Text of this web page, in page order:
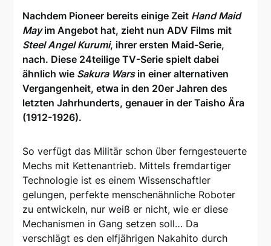
Nachdem Pioneer bereits einige Zeit Hand Maid
Mayim Angebot hat, zieht nun ADV Films mit
Steel Angel Kurumi, ihrer ersten Maid-Serie,
nach. Diese 24teilige TV-Serie spielt dabei
ähnlich wie Sakura Warsin einer alternativen
Vergangenheit, etwa in den 20er Jahren des
letzten Jahrhunderts, genauer in der Taisho Ära
(1912-1926).
So verfügt das Militär schon über ferngesteuerte
Mechs mit Kettenantrieb. Mittels fremdartiger
Technologie ist es einem Wissenschaftler
gelungen, perfekte menschenähnliche Roboter
zu entwickeln, nur weiß er nicht, wie er diese
Mechanismen in Gang setzen soll… Da
verschlägt es den elfjährigen Nakahito durch